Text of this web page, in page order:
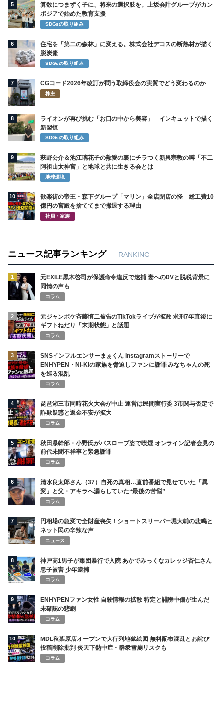
5
算数につまずく子に、将来の選択肢を。上坂会計グループがカン
ボジアで始めた教育支援
SDGsの取り組み
6
住宅を「第二の森林」に変える。株式会社デコスの断熱材が描く
脱炭素
SDGsの取り組み
7 CGコード2026年改訂が問う取締役会の実質でどう変わるのか
株主
8
ライオンが再び挑む「お口の中から美容」 インキュットで描く
新習慣
SDGsの取り組み
9
萩野公介＆池江璃花子の熱愛の裏にチラつく新興宗教の噂「不二
阿祖山太神宮」と地球と共に生きる会とは
地球環境
10
歓楽街の帝王・森下グループ「マリン」全店閉店の怪 総工費10
億円の宮殿を捨ててまで撤退する理由
社員・家族
ニュース記事ランキング RANKING
1
元EXILE黒木啓司が保護命令違反で逮捕 妻へのDVと脱税背景に
同情の声も
コラム
2
元ジャンポケ斉藤慎二被告のTikTokライブが拡散 求刑7年直後に
ギフトねだり「末期状態」と話題
コラム
3
SNSインフルエンサーまぁくん Instagramストーリーで
ENHYPEN・NI-KIの家族を脅迫しファンに謝罪 みなちゃんの死
を巡る混乱
コラム
4
琵琶湖三市同時花火大会が中止 運営は民間実行委 3市関与否定で
詐欺疑惑と返金不安が拡大
コラム
5
秋田県幹部・小野氏がバスローブ姿で喫煙 オンライン記者会見の
前代未聞不祥事と緊急謝罪
コラム
6
清水良太郎さん（37）自死の真相…直前番組で見せていた「異
変」と父・アキラへ漏らしていた“最後の苦悩”
コラム
7
円相場の急変で全財産喪失！ショートスリーパー堀大輔の悲鳴と
ネット民の辛辣な声
ニュース
8
神戸高1男子が集団暴行で入院 あかでみっくなカレッジ杏仁さん
息子被害 少年逮捕
コラム
9
ENHYPENファン女性 自殺情報の拡散 特定と誹謗中傷が生んだ
未確認の悲劇
コラム
10
MDL秋葉原店オープンで大行列地獄絵図 無料配布混乱とお詫び
投稿削除批判 炎天下熱中症・群衆雪崩リスクも
コラム